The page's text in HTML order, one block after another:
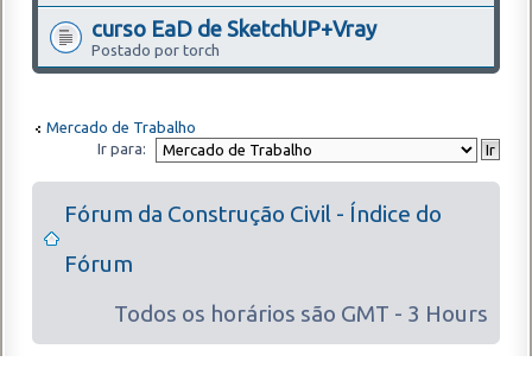
curso EaD de SketchUP+Vray
Postado por torch
Mercado de Trabalho
Ir para:
Fórum da Construção Civil - Índice do
Fórum
Todos os horários são GMT - 3 Hours